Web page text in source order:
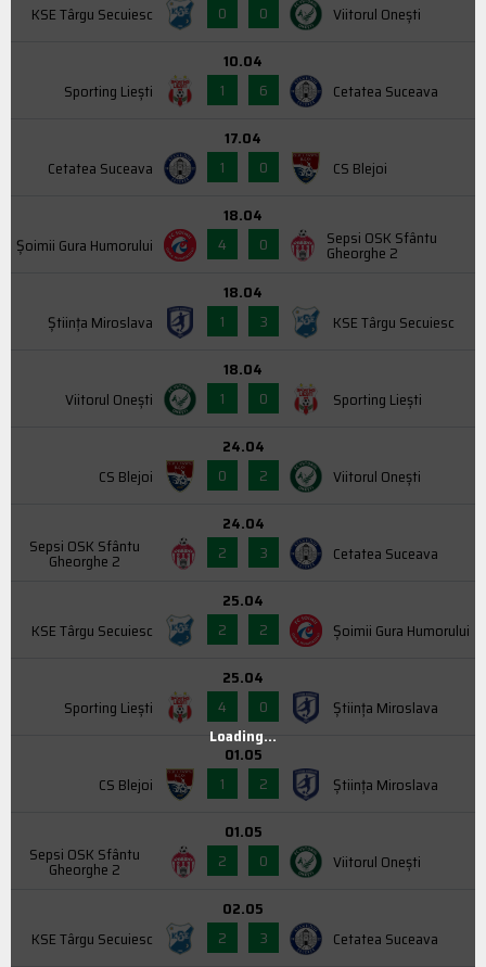
KSE Târgu Secuiesc
0
0 Viitorul Onești
Sporting Liești
10.04
1
6 Cetatea Suceava
Cetatea Suceava
17.04
1
0 CS Blejoi
Şoimii Gura Humorului
18.04
4
0 Sepsi OSK Sfântu
Gheorghe 2
Știința Miroslava
18.04
1
3 KSE Târgu Secuiesc
Viitorul Onești
18.04
1
0 Sporting Liești
CS Blejoi
24.04
0
2 Viitorul Onești
Sepsi OSK Sfântu
Gheorghe 2
24.04
2
3 Cetatea Suceava
KSE Târgu Secuiesc
25.04
2
2 Şoimii Gura Humorului
Sporting Liești
25.04
4
0 Știința Miroslava
CS Blejoi
01.05
1
2 Știința Miroslava
Sepsi OSK Sfântu
Gheorghe 2
01.05
2
0 Viitorul Onești
KSE Târgu Secuiesc
02.05
2
3 Cetatea Suceava
Loading...